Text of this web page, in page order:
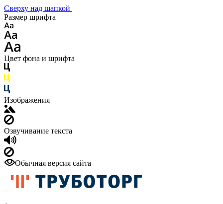
Сверху над шапкой
Размер шрифта
Цвет фона и шрифта
Изображения
Озвучивание текста
Обычная версия сайта